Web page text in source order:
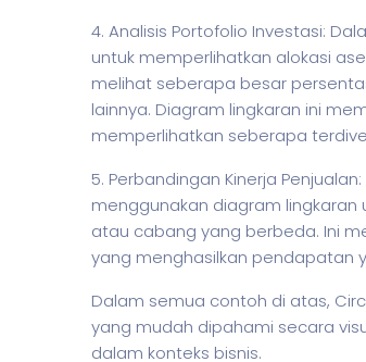
4. Analisis Portofolio Investasi:
untuk memperlihatkan alokasi
melihat seberapa besar
lainnya. Diagram lingkaran ini
memperlihatkan seberapa
5. Perbandingan Kinerja
menggunakan diagram
atau cabang yang berbeda. Ini
yang menghasilkan pendapatan
Dalam semua contoh di atas,
yang mudah dipahami secara
dalam konteks bisnis.